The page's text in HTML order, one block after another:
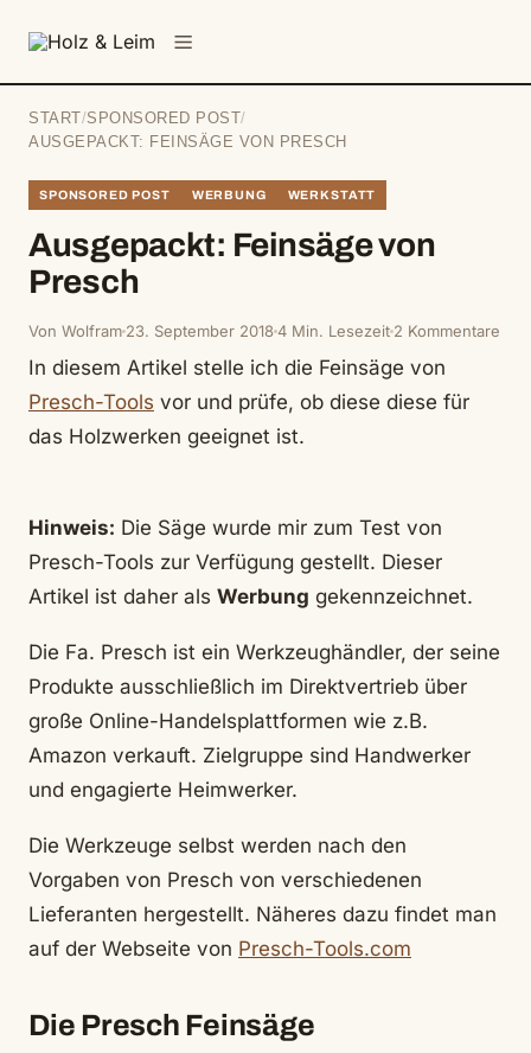
START /SPONSORED POST /
AUSGEPACKT: FEINSÄGE VON PRESCH
SPONSORED POST WERBUNG WERKSTATT
Ausgepackt: Feinsäge von
Presch
Von Wolfram 23. September 20184 Min. Lesezeit 2 Kommentare
In diesem Artikel stelle ich die Feinsäge von
Presch-Tools vor und prüfe, ob diese diese für
das Holzwerken geeignet ist.
Hinweis: Die Säge wurde mir zum Test von
Presch-Tools zur Verfügung gestellt. Dieser
Artikel ist daher als Werbung gekennzeichnet.
Die Fa. Presch ist ein Werkzeughändler, der seine
Produkte ausschließlich im Direktvertrieb über
große Online-Handelsplattformen wie z.B.
Amazon verkauft. Zielgruppe sind Handwerker
und engagierte Heimwerker.
Die Werkzeuge selbst werden nach den
Vorgaben von Presch von verschiedenen
Lieferanten hergestellt. Näheres dazu findet man
auf der Webseite von Presch-Tools.com
Die Presch Feinsäge